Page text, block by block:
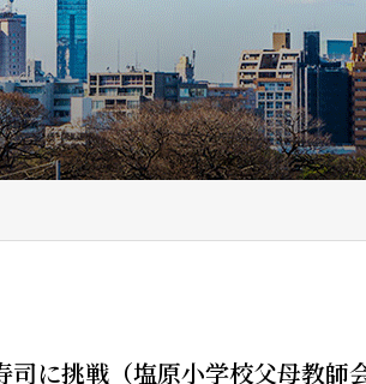
司に挑戦（塩原小学校父母教師会